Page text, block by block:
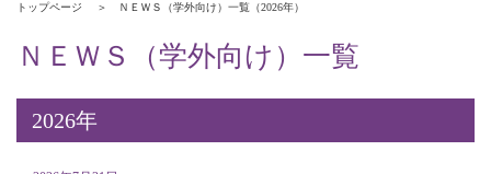
トップページ ＮＥＷＳ（学外向け）一覧（2026年）
ＮＥＷＳ（学外向け）一覧
2026年